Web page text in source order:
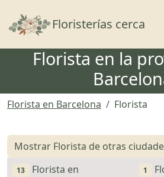
Floristerías cerca
Florista en la
Florista en Barcelona Florista
Mostrar Florista de otras
13
Florista en
1